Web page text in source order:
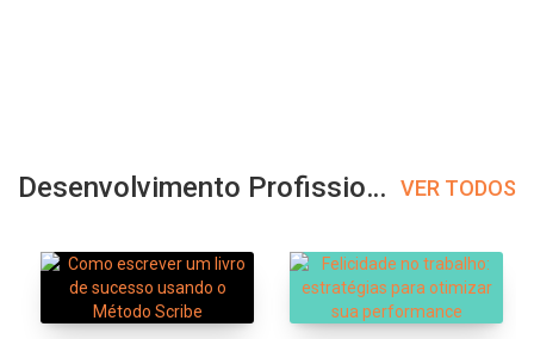
Desenvolvimento Profissional VER TODOS